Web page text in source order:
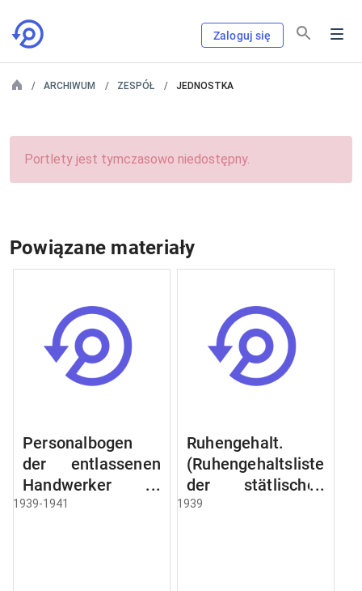
Zaloguj się
ARCHIWUM ZESPÓŁ JEDNOSTKA
Portlety jest tymczasowo niedostępny.
Powiązane materiały
Personalbogen
der entlassenen
Handwerker u.
Arbeiter des
1939-1941
Ruhengehalt.
(Ruhengehaltsliste
der stätlischen
Beamten u.
1939